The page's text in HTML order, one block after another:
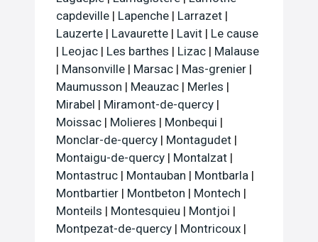
capdeville | Lapenche | Larrazet |
Lauzerte | Lavaurette | Lavit | Le cause
| Leojac | Les barthes | Lizac | Malause
| Mansonville | Marsac | Mas-grenier |
Maumusson | Meauzac | Merles |
Mirabel | Miramont-de-quercy |
Moissac | Molieres | Monbequi |
Monclar-de-quercy | Montagudet |
Montaigu-de-quercy | Montalzat |
Montastruc | Montauban | Montbarla |
Montbartier | Montbeton | Montech |
Monteils | Montesquieu | Montjoi |
Montpezat-de-quercy | Montricoux |